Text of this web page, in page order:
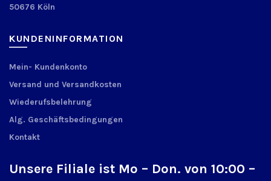
50676 Köln
KUNDENINFORMATION
Mein- Kundenkonto
Versand und Versandkosten
Wiederufsbelehrung
Alg. Geschäftsbedingungen
Kontakt
Unsere Filiale ist Mo – Don. von 10:00 –